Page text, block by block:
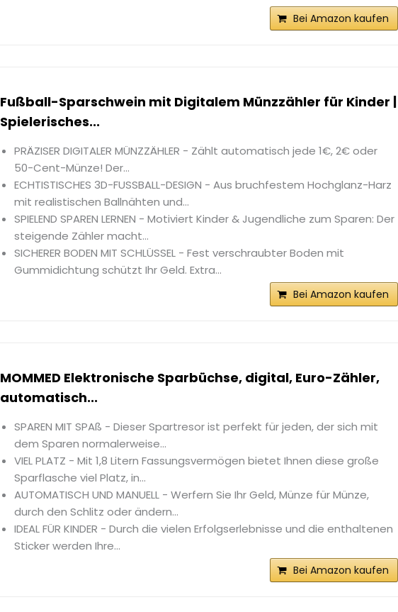
Bei Amazon kaufen
Fußball-Sparschwein mit Digitalem Münzzähler für Kinder |
Spielerisches...
PRÄZISER DIGITALER MÜNZZÄHLER - Zählt automatisch jede 1€, 2€ oder
50-Cent-Münze! Der...
ECHTISTISCHES 3D-FUSSBALL-DESIGN - Aus bruchfestem Hochglanz-Harz
mit realistischen Ballnähten und...
SPIELEND SPAREN LERNEN - Motiviert Kinder & Jugendliche zum Sparen: Der
steigende Zähler macht...
SICHERER BODEN MIT SCHLÜSSEL - Fest verschraubter Boden mit
Gummidichtung schützt Ihr Geld. Extra...
Bei Amazon kaufen
MOMMED Elektronische Sparbüchse, digital, Euro-Zähler,
automatisch...
SPAREN MIT SPAß - Dieser Spartresor ist perfekt für jeden, der sich mit
dem Sparen normalerweise...
VIEL PLATZ - Mit 1,8 Litern Fassungsvermögen bietet Ihnen diese große
Sparflasche viel Platz, in...
AUTOMATISCH UND MANUELL - Werfern Sie Ihr Geld, Münze für Münze,
durch den Schlitz oder ändern...
IDEAL FÜR KINDER - Durch die vielen Erfolgserlebnisse und die enthaltenen
Sticker werden Ihre...
Bei Amazon kaufen